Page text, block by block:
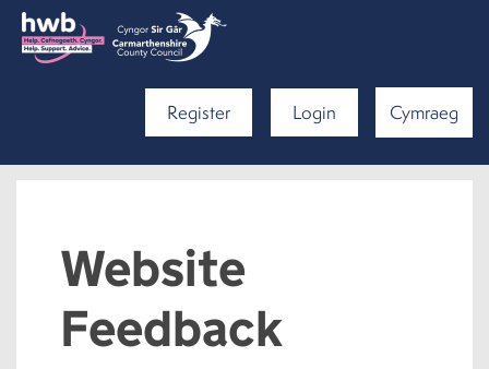
Register Login Cymraeg